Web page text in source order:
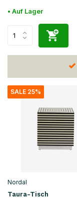
• Auf Lager
SALE 25%
Nordal
Taura-Tisch